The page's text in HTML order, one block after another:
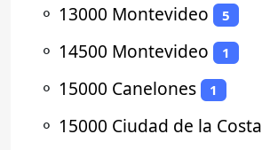
⚬ 13000 Montevideo 5
⚬ 14500 Montevideo 1
⚬ 15000 Canelones 1
⚬ 15000 Ciudad de la Costa